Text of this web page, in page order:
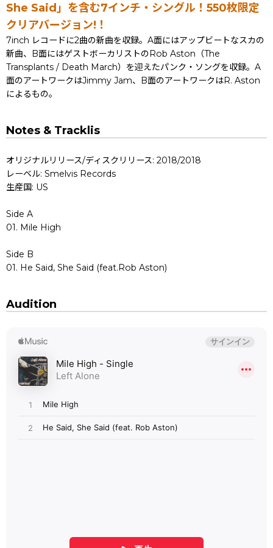
She Said」を含む7インチ・シングル！550枚限定
クリアバージョン!！
7inch レコードに2曲の新曲を収録。A面にはアップビートなスカの
新曲、B面にはゲストボーカリストのRob Aston（The
Transplants / Death March）を迎えたパンク・ソングを収録。A
面のアートワークはJimmy Jam、B面のアートワークはR. Aston
によるもの。
Notes & Tracklis
オリジナルリリース/ディスクリリース: 2018/2018
レーベル: Smelvis Records
生産国: US
Side A
01. Mile High
Side B
01. He Said, She Said (feat.Rob Aston)
Audition